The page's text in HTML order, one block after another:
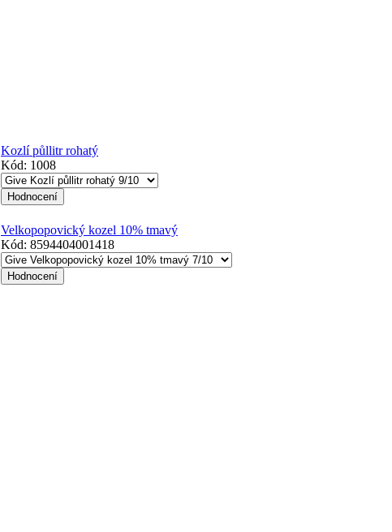
Kozlí půllitr rohatý
Kód: 1008
Velkopopovický kozel 10% tmavý
Kód: 8594404001418